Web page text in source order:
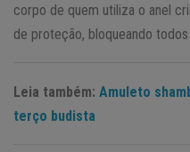
corpo de quem utiliza o anel
de proteção, bloqueando todos
Leia também: Amuleto
terço budista